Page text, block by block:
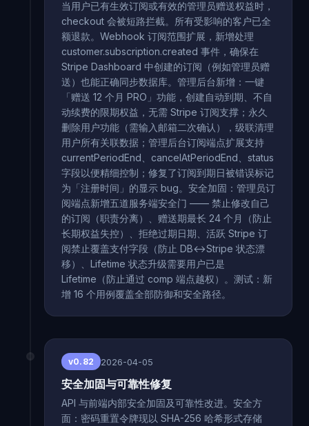
当用户已有生效订阅或有效的管理员赠送权益时，
checkout 会被短路拦截。所有受影响的客户已全
额退款。Webhook 订阅范围扩展，新增处理
customer.subscription.created 事件，确保在
Stripe Dashboard 中创建的订阅（例如管理员赠
送）也能正确同步数据库。管理后台新增：一键
「赠送 12 个月 PRO」功能，创建自动到期、不自
动续费的限期权益，无需 Stripe 订阅支撑；永久
删除用户功能（需输入邮箱二次确认），级联清理
用户所有关联数据；管理后台订阅端点扩展支持
currentPeriodEnd、cancelAtPeriodEnd、status
字段以便精细控制；修复了订阅到期日被错误标记
为「注册时间」的显示 bug。安全加固：管理员订
阅端点新增五道服务端安全门 —— 禁止修改自己
的订阅（职责分离）、赠送期最长 24 个月（防止
长期权益失控）、拒绝过期日期、活跃 Stripe 订
阅禁止覆盖支付字段（防止 DB↔Stripe 状态漂
移）、Lifetime 状态升级需要用户已是
Lifetime（防止通过 comp 端点越权）。测试：新
增 16 个用例覆盖全部防御和安全路径。
v0.82 2026-04-05
安全加固与可靠性修复
API 与前端内部安全加固及可靠性改进。安全方
面：密码重置令牌现以 SHA-256 哈希形式存储